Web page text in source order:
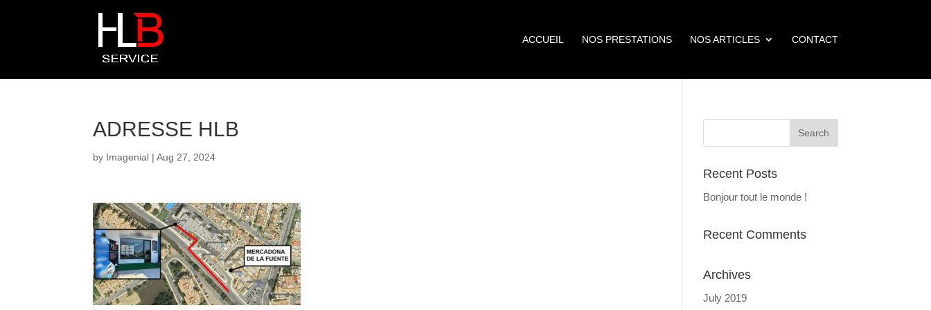
ACCUEIL NOS PRESTATIONS NOS ARTICLES CONTACT
ADRESSE HLB
by Imagenial |Aug 27, 2024
Recent Posts
Bonjour tout le monde !
Recent Comments
Archives
July 2019